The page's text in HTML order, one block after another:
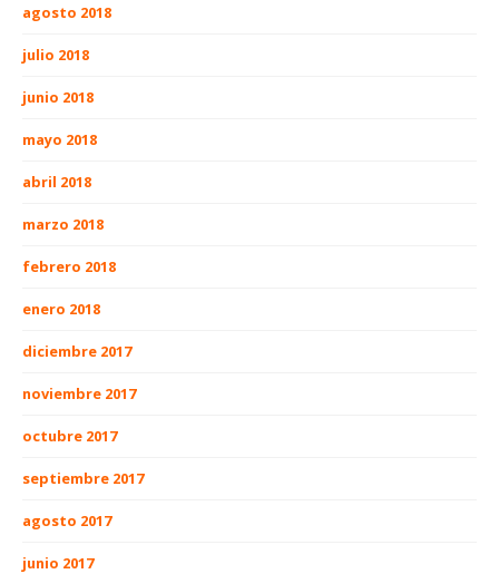
agosto 2018
julio 2018
junio 2018
mayo 2018
abril 2018
marzo 2018
febrero 2018
enero 2018
diciembre 2017
noviembre 2017
octubre 2017
septiembre 2017
agosto 2017
junio 2017